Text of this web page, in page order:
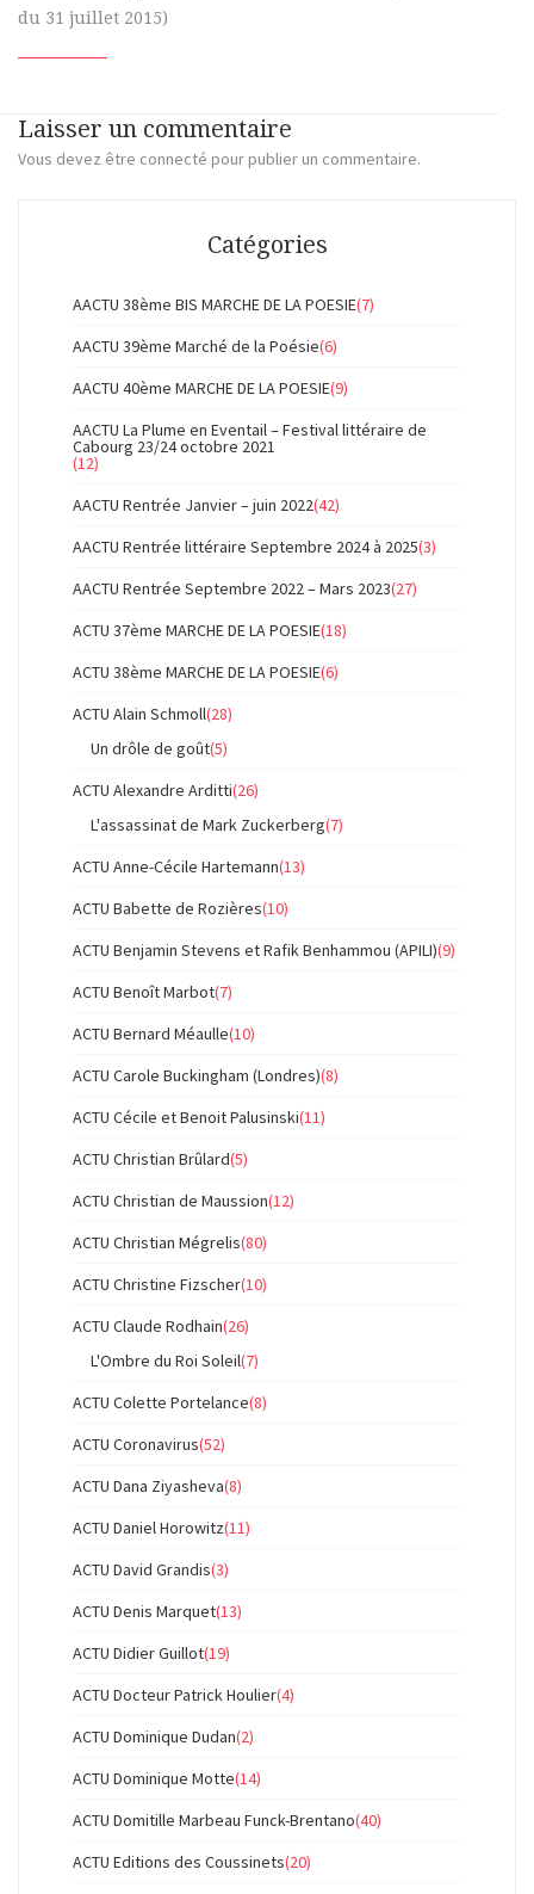
du 31 juillet 2015)
Laisser un commentaire
Vous devez être connecté pour publier un commentaire.
Catégories
AACTU 38ème BIS MARCHE DE LA POESIE(7)
AACTU 39ème Marché de la Poésie(6)
AACTU 40ème MARCHE DE LA POESIE(9)
AACTU La Plume en Eventail – Festival littéraire de
Cabourg 23/24 octobre 2021
(12)
AACTU Rentrée Janvier – juin 2022(42)
AACTU Rentrée littéraire Septembre 2024 à 2025(3)
AACTU Rentrée Septembre 2022 – Mars 2023(27)
ACTU 37ème MARCHE DE LA POESIE(18)
ACTU 38ème MARCHE DE LA POESIE(6)
ACTU Alain Schmoll(28)
Un drôle de goût(5)
ACTU Alexandre Arditti(26)
L'assassinat de Mark Zuckerberg(7)
ACTU Anne-Cécile Hartemann(13)
ACTU Babette de Rozières(10)
ACTU Benjamin Stevens et Rafik Benhammou (APILI)(9)
ACTU Benoît Marbot(7)
ACTU Bernard Méaulle(10)
ACTU Carole Buckingham (Londres)(8)
ACTU Cécile et Benoit Palusinski(11)
ACTU Christian Brûlard(5)
ACTU Christian de Maussion(12)
ACTU Christian Mégrelis(80)
ACTU Christine Fizscher(10)
ACTU Claude Rodhain(26)
L'Ombre du Roi Soleil(7)
ACTU Colette Portelance(8)
ACTU Coronavirus(52)
ACTU Dana Ziyasheva(8)
ACTU Daniel Horowitz(11)
ACTU David Grandis(3)
ACTU Denis Marquet(13)
ACTU Didier Guillot(19)
ACTU Docteur Patrick Houlier(4)
ACTU Dominique Dudan(2)
ACTU Dominique Motte(14)
ACTU Domitille Marbeau Funck-Brentano(40)
ACTU Editions des Coussinets(20)